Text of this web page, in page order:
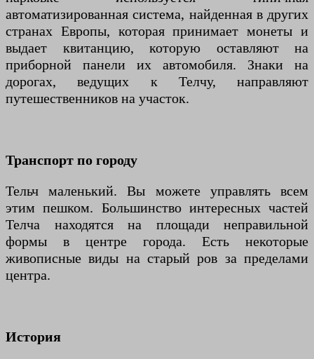
автоматизированная система, найденная в других
странах Европы, которая принимает монеты и
выдает квитанцию, которую оставляют на
приборной панели их автомобиля. Знаки на
дорогах, ведущих к Телчу, направляют
путешественников на участок.
Транспорт по городу
Тельч маленький. Вы можете управлять всем
этим пешком. Большинство интересных частей
Телча находятся на площади неправильной
формы в центре города. Есть некоторые
живописные виды на старый ров за пределами
центра.
История